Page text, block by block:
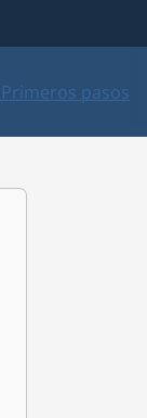
Primeros pasos